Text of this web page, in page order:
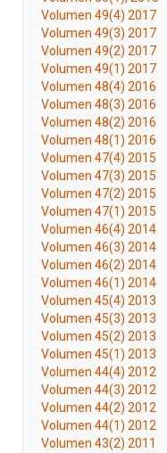
Volumen 49(4) 2017
Volumen 49(3) 2017
Volumen 49(2) 2017
Volumen 49(1) 2017
Volumen 48(4) 2016
Volumen 48(3) 2016
Volumen 48(2) 2016
Volumen 48(1) 2016
Volumen 47(4) 2015
Volumen 47(3) 2015
Volumen 47(2) 2015
Volumen 47(1) 2015
Volumen 46(4) 2014
Volumen 46(3) 2014
Volumen 46(2) 2014
Volumen 46(1) 2014
Volumen 45(4) 2013
Volumen 45(3) 2013
Volumen 45(2) 2013
Volumen 45(1) 2013
Volumen 44(4) 2012
Volumen 44(3) 2012
Volumen 44(2) 2012
Volumen 44(1) 2012
Volumen 43(2) 2011